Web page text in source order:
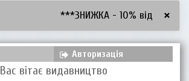
***ЗНИЖКА - 10% від 2600
×
Авторизація
Вас вітає видавництво